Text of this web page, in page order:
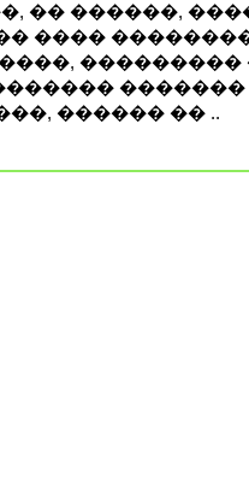
�� ������,
����
���������
�������
������ �� ..